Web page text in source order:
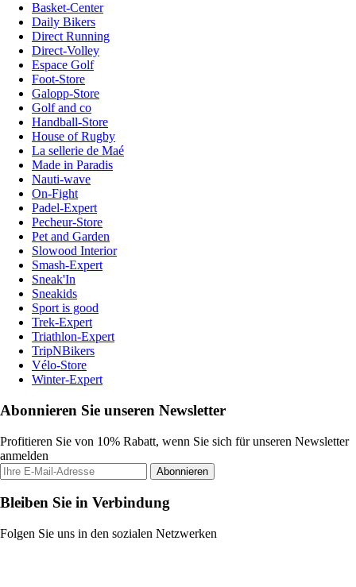
Basket-Center
Daily Bikers
Direct Running
Direct-Volley
Espace Golf
Foot-Store
Galopp-Store
Golf and co
Handball-Store
House of Rugby
La sellerie de Maé
Made in Paradis
Nauti-wave
On-Fight
Padel-Expert
Pecheur-Store
Pet and Garden
Slowood Interior
Smash-Expert
Sneak'In
Sneakids
Sport is good
Trek-Expert
Triathlon-Expert
TripNBikers
Vélo-Store
Winter-Expert
Abonnieren Sie unseren Newsletter
Profitieren Sie von 10% Rabatt, wenn Sie sich für unseren Newsletter
anmelden
Abonnieren
Bleiben Sie in Verbindung
Folgen Sie uns in den sozialen Netzwerken